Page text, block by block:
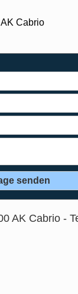
Cabrio
AK Cabrio -